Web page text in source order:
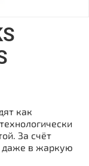
как
За счёт
даже в жаркую